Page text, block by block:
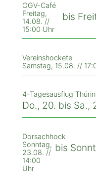
OGV-Café
Freitag,
14.08. //
15:00 Uhr
bis
Vereinshockete
Samstag, 15.08. //
4-Tagesausflug
Do., 20. bis Sa.,
Dorsachhock
Sonntag,
23.08. //
14:00
Uhr
bis